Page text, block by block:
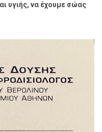
υγιής, να έχουμε σώας